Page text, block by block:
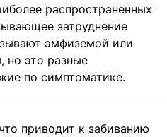
распространенных
затруднение
эмфиземой или
но это разные
по симптоматике.
приводит к забиванию